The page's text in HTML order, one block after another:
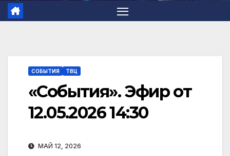
СОБЫТИЯ ТВЦ
«События». Эфир от
12.05.2026 14:30
МАЙ 12, 2026